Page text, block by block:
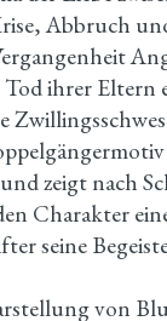
Abbruch
ihrer Eltern
zeigt nach
Charakter
seine
von